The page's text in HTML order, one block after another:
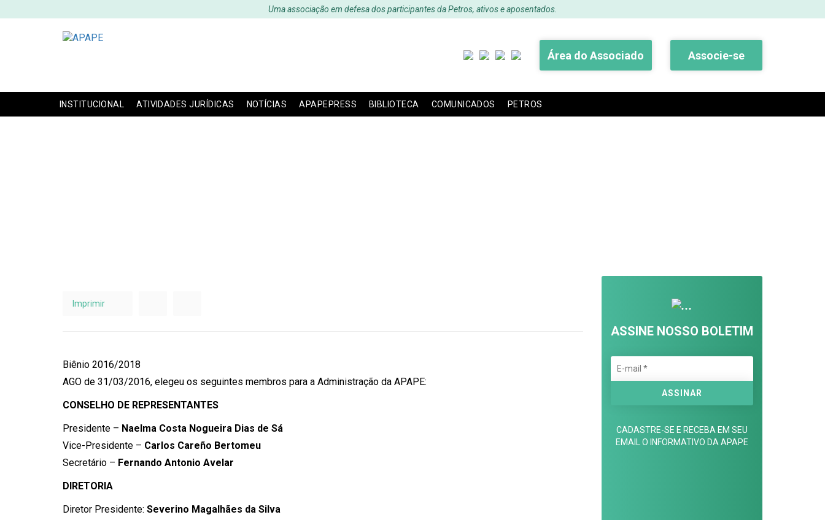
Uma associação em defesa dos participantes da Petros, ativos e aposentados.
Área do Associado Associe-se
INSTITUCIONAL ATIVIDADES JURÍDICAS NOTÍCIAS APAPEPRESS BIBLIOTECA COMUNICADOS PETROS
Imprimir
Biênio 2016/2018
AGO de 31/03/2016, elegeu os seguintes membros para a Administração da APAPE:
CONSELHO DE REPRESENTANTES
Presidente – Naelma Costa Nogueira Dias de Sá
Vice-Presidente – Carlos Careño Bertomeu
Secretário – Fernando Antonio Avelar
DIRETORIA
Diretor Presidente: Severino Magalhães da Silva
ASSINE NOSSO BOLETIM
CADASTRE-SE E RECEBA EM SEU
EMAIL O INFORMATIVO DA APAPE